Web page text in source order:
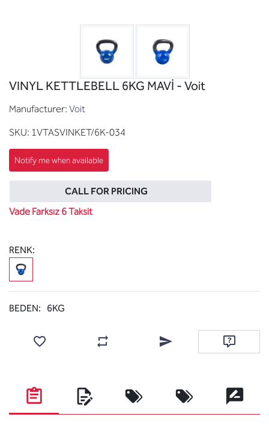
VINYL KETTLEBELL 6KG MAVİ - Voit
Manufacturer: Voit
SKU: 1VTASVINKET/6K-034
CALL FOR PRICING
Vade Farksız 6 Taksit
RENK:
BEDEN: 6KG
Add to wishlist Add to compare listEmail a friend Ask